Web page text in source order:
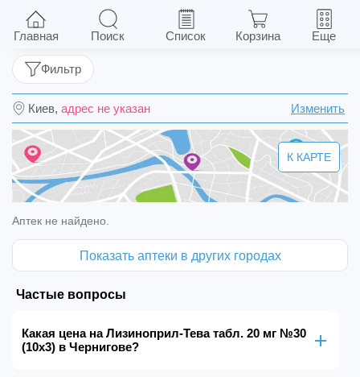
Лизиноприл-Тева табл. 20 мг №30 (10х3)
Киев, адрес не указан Изменить
Фильтр
К КАРТЕ
Аптек не найдено.
Показать аптеки в других городах
Частые вопросы
Какая цена на Лизиноприл-Тева табл. 20 мг №30
(10х3) в Чернигове?
Главная Поиск Список Корзина Еще